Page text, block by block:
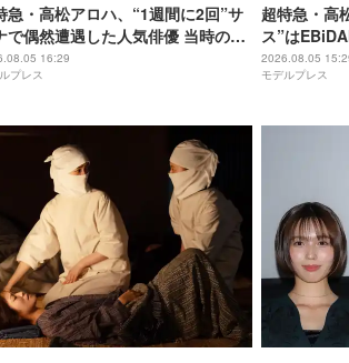
急・高松アロハ、“1週間に2回”サ
で偶然遭遇した人気俳優 当時の状
現「めっちゃ可愛いなと思いまし
【名探偵のままでいて】
16:29
プレス
超特急・高
ス”は
「すごい愛
探偵のまま
2026.08.05
モデルプレス